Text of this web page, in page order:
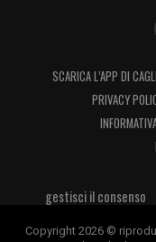
SCARICA L’APP DI
PRIVACY
gestisci il consenso
Copyright 2026 ©